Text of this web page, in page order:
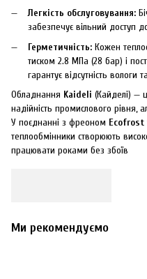
Легкість обслуговування:
забезпечує вільний доступ
Герметичність: Кожен
тиском 2.8 МПа (28 бар) і
гарантує відсутність вологи
Обладнання Kaideli (Кайделі) —
надійність промислового
У поєднанні з фреоном Ecofrost
теплообмінники створюють
працювати роками без збоїв
Ми рекомендуємо